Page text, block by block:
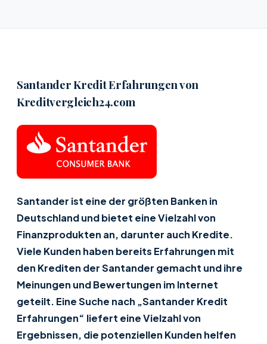
Santander Kredit Erfahrungen von
Kreditvergleich24.com
Santander ist eine der größten Banken in
Deutschland und bietet eine Vielzahl von
Finanzprodukten an, darunter auch Kredite.
Viele Kunden haben bereits Erfahrungen mit
den Krediten der Santander gemacht und ihre
Meinungen und Bewertungen im Internet
geteilt. Eine Suche nach „Santander Kredit
Erfahrungen“ liefert eine Vielzahl von
Ergebnissen, die potenziellen Kunden helfen